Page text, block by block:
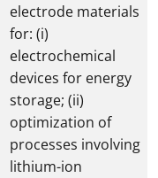
electrode materials
for: (i)
electrochemical
devices for energy
storage; (ii)
optimization of
processes involving
lithium-ion